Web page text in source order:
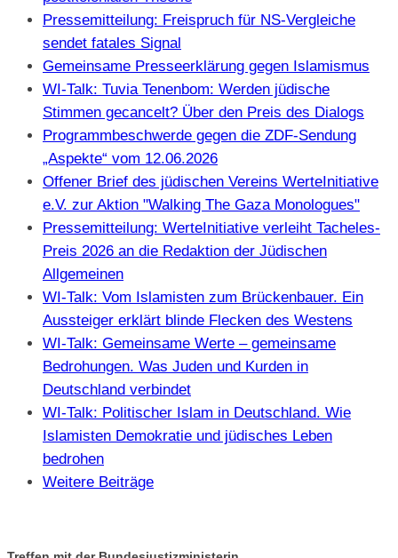
Pressemitteilung: Freispruch für NS-Vergleiche
sendet fatales Signal
Gemeinsame Presseerklärung gegen Islamismus
WI-Talk: Tuvia Tenenbom: Werden jüdische
Stimmen gecancelt? Über den Preis des Dialogs
Programmbeschwerde gegen die ZDF-Sendung
„Aspekte“ vom 12.06.2026
Offener Brief des jüdischen Vereins WerteInitiative
e.V. zur Aktion "Walking The Gaza Monologues"
Pressemitteilung: WerteInitiative verleiht Tacheles-
Preis 2026 an die Redaktion der Jüdischen
Allgemeinen
WI-Talk: Vom Islamisten zum Brückenbauer. Ein
Aussteiger erklärt blinde Flecken des Westens
WI-Talk: Gemeinsame Werte – gemeinsame
Bedrohungen. Was Juden und Kurden in
Deutschland verbindet
WI-Talk: Politischer Islam in Deutschland. Wie
Islamisten Demokratie und jüdisches Leben
bedrohen
Weitere Beiträge